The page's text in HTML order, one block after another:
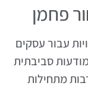
פחמן
עבור עסקים
סביבתית
מתחילות